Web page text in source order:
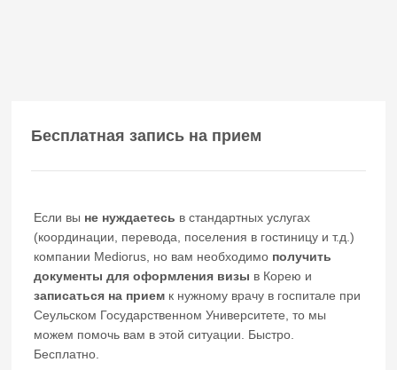
Бесплатная запись на прием
Если вы не нуждаетесь в стандартных услугах
(координации, перевода, поселения в гостиницу и т.д.)
компании Mediorus, но вам необходимо получить
документы для оформления визы в Корею и
записаться на прием к нужному врачу в госпитале при
Сеульском Государственном Университете, то мы
можем помочь вам в этой ситуации. Быстро.
Бесплатно.